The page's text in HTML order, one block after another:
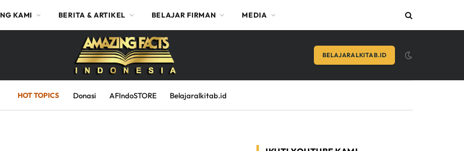
KAMI BERITA & ARTIKEL BELAJAR FIRMAN MEDIA
BELAJARALKITAB.ID
HOT TOPICS Donasi AFIndoSTORE Belajaralkitab.id